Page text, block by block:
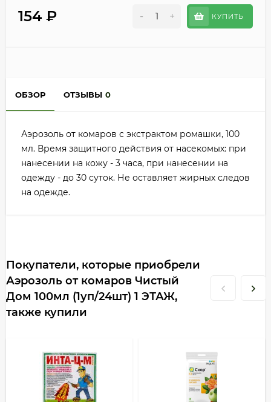
154 ₽ - + КУПИТЬ
ОБЗОР ОТЗЫВЫ 0
Аэрозоль от комаров с экстрактом ромашки, 100
мл. Время защитного действия от насекомых: при
нанесении на кожу - 3 часа, при нанесении на
одежду - до 30 суток. Не оставляет жирных следов
на одежде.
Покупатели, которые приобрели
Аэрозоль от комаров Чистый
Дом 100мл (1уп/24шт) 1 ЭТАЖ,
также купили